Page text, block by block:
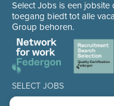
Select Jobs is een
toegang biedt tot alle
Group behoren.
SELECT JOBS
Jobs